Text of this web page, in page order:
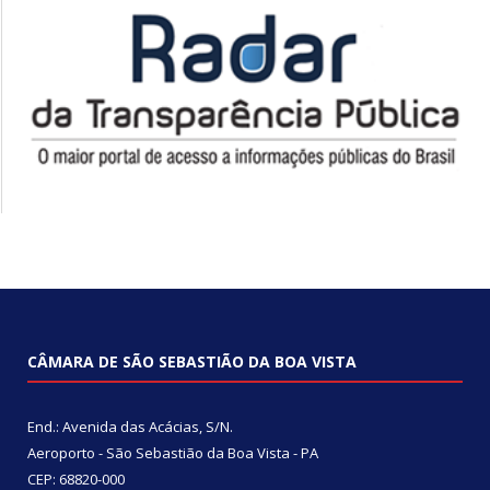
CÂMARA DE SÃO SEBASTIÃO DA BOA VISTA
End.: Avenida das Acácias, S/N.
Aeroporto - São Sebastião da Boa Vista - PA
CEP: 68820-000